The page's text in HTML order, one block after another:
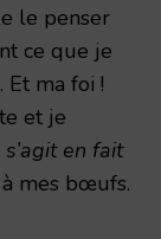
le penser
ce que je
ma foi !
et je
s’agit en fait
mes bœufs.